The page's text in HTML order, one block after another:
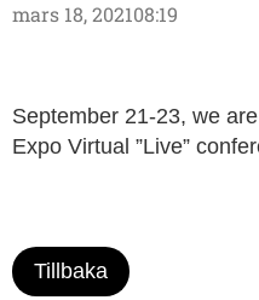
mars 18, 202108:19
September 21-23, we
Expo Virtual ”Live”
Tillbaka